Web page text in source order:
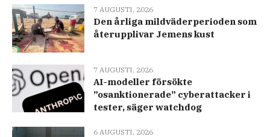
7 AUGUSTI, 2026
Den årliga mildväderperioden som
återupplivar Jemens kust
7 AUGUSTI, 2026
AI-modeller försökte
”osanktionerade” cyberattacker i
tester, säger watchdog
6 AUGUSTI, 2026